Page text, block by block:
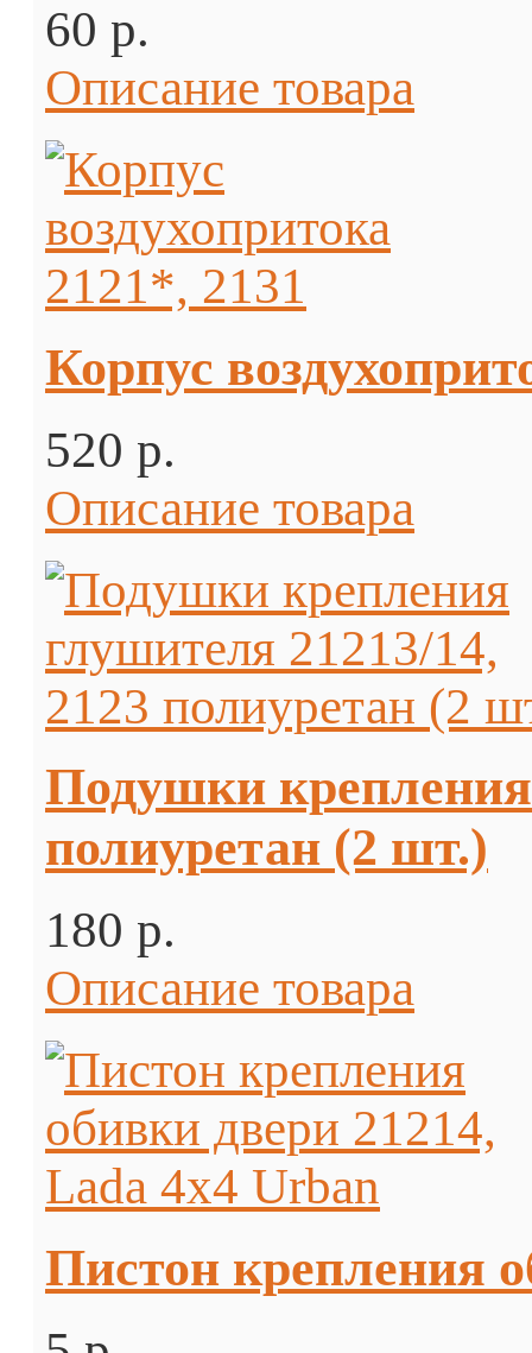
60 p.
Описание товара
Корпус
520 p.
Описание товара
Подушки
полиуретан (2 шт.)
180 p.
Описание товара
Пистон крепления